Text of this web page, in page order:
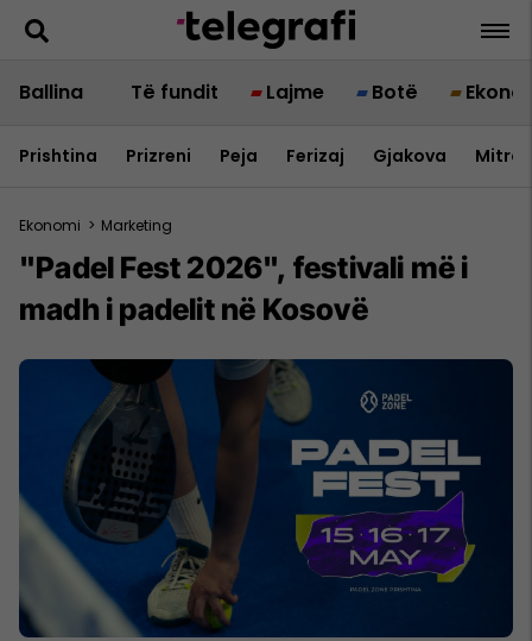
Ballina Të fundit Lajme Botë
Prishtina Prizreni Peja Ferizaj Gjakova
Ekonomi > Marketing
"Padel Fest 2026", festivali më i
madh i padelit në Kosovë